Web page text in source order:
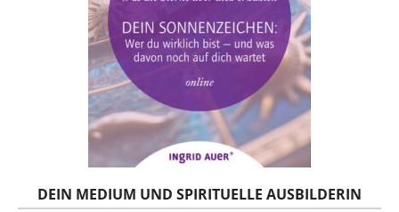
DEIN MEDIUM UND SPIRITUELLE AUSBILDERIN